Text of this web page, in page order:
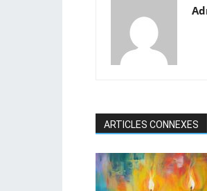
ARTICLES CONNEXES